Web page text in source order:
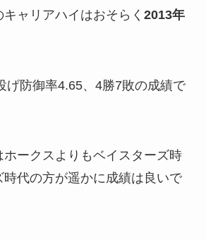
ャリアハイはおそらく 2013年
げ防御率4.65、4勝7敗の成績で
ホークスよりもベイスターズ時
代の方が遥かに成績は良いで